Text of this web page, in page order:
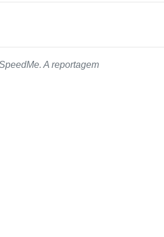
A reportagem